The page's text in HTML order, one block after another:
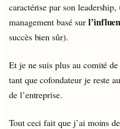
caractérise par son
management basé sur
succès bien sûr).
Et je ne suis plus au comité
tant que cofondateur je reste
de l’entreprise.
Tout ceci fait que j’ai moins